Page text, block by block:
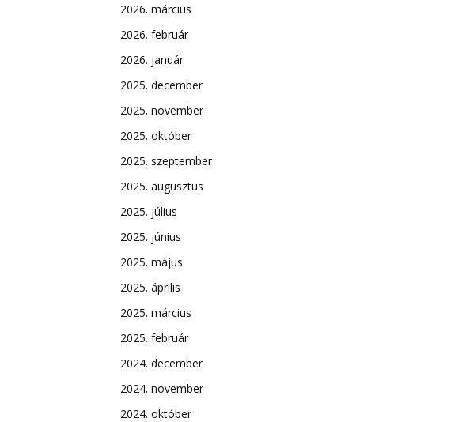
2026. március
2026. február
2026. január
2025. december
2025. november
2025. október
2025. szeptember
2025. augusztus
2025. július
2025. június
2025. május
2025. április
2025. március
2025. február
2024. december
2024. november
2024. október